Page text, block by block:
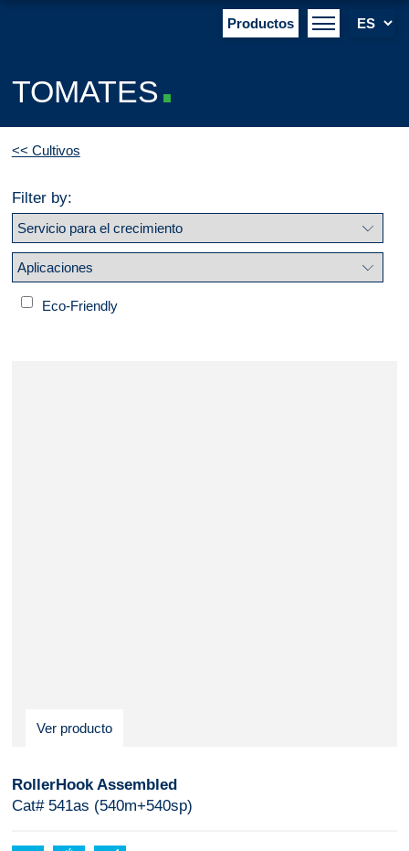
Productos
TOMATES
<< Cultivos
Filter by:
Eco-Friendly
Ver producto
RollerHook Assembled
Cat# 541as (540m+540sp)